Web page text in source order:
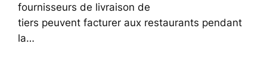
fournisseurs de livraison de
tiers peuvent facturer aux restaurants pendant
la…